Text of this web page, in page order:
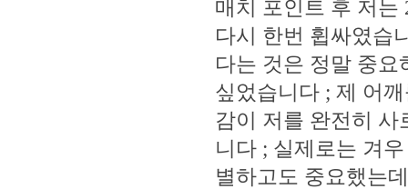
매치 포인트 후 저는
다시 한번 휩싸였습
다는 것은 정말 중
싶었습니다 ; 제 어
감이 저를 완전히
니다 ; 실제로는 겨
별하고도 중요했는